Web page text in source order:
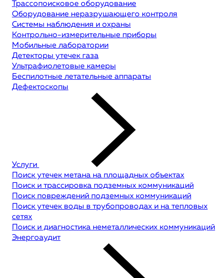
Трассопоисковое оборудование
Оборудование неразрушающего контроля
Системы наблюдения и охраны
Контрольно-измерительные приборы
Мобильные лаборатории
Детекторы утечек газа
Ультрафиолетовые камеры
Беспилотные летательные аппараты
Дефектоскопы
Услуги
Поиск утечек метана на площадных объектах
Поиск и трассировка подземных коммуникаций
Поиск повреждений подземных коммуникаций
Поиск утечек воды в трубопроводах и на тепловых
сетях
Поиск и диагностика неметаллических коммуникаций
Энергоаудит